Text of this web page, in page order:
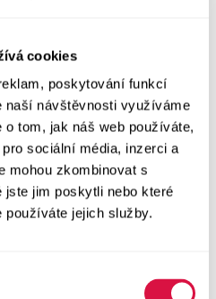
cookies
poskytování funkcí
naší návštěvnosti využíváme
tom, jak náš web používáte,
sociální média, inzerci a
mohou zkombinovat s
jim poskytli nebo které
jejich služby.
Šaty a sukně
šaty